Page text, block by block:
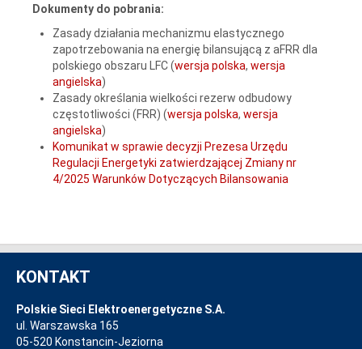
Dokumenty do pobrania:
Zasady działania mechanizmu elastycznego
zapotrzebowania na energię bilansującą z aFRR dla
polskiego obszaru LFC (wersja polska, wersja
angielska)
Zasady określania wielkości rezerw odbudowy
częstotliwości (FRR) (wersja polska, wersja
angielska)
Komunikat w sprawie decyzji Prezesa Urzędu
Regulacji Energetyki zatwierdzającej Zmiany nr
4/2025 Warunków Dotyczących Bilansowania
KONTAKT
Polskie Sieci Elektroenergetyczne S.A.
ul. Warszawska 165
05-520 Konstancin-Jeziorna